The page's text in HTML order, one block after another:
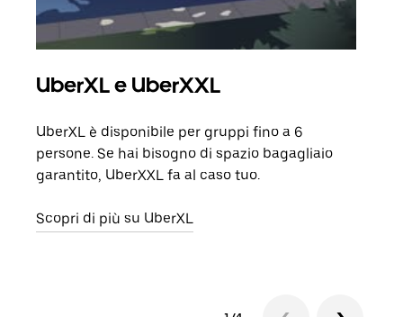
UberXL e UberXXL
UberXL è disponibile per gruppi fino a 6
persone. Se hai bisogno di spazio bagagliaio
garantito, UberXXL fa al caso tuo.
Scopri di più su UberXL